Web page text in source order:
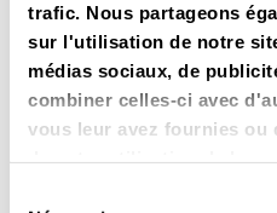
trafic. Nous partageons
sur l'utilisation de notre
médias sociaux, de
combiner celles-ci avec
vous leur avez fournies
Les compacteurs de
châssis rigide et non
machine par le biais de
largeur et de dents de
de ce fait une décharge
Plus précis qu’une